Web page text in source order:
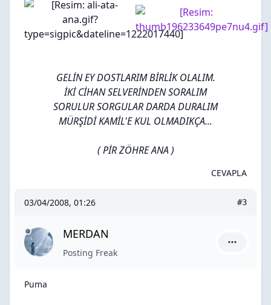
GELİN EY DOSTLARIM BİRLİK OLALIM.
İKİ CİHAN SELVERİNDEN SORALIM
SORULUR SORGULAR DARDA DURALIM
MÜRŞİDİ KAMİL'E KUL OLMADIKÇA...
( PİR ZÖHRE ANA )
CEVAPLA
03/04/2008, 01:26 #3
MERDAN
Posting Freak
Puma